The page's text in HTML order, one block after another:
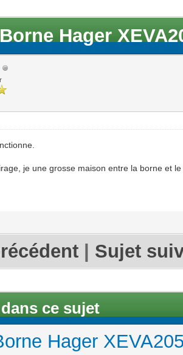
Hager
je une grosse maison entre la borne et
Sujet
ce sujet
Hager